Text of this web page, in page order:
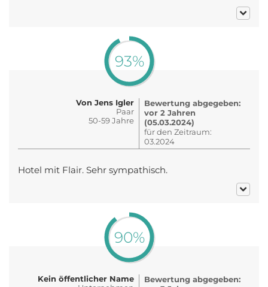
93%
Von Jens Igler
Paar
50-59 Jahre
Bewertung abgegeben:
vor 2 Jahren
(05.03.2024)
für den Zeitraum:
03.2024
Hotel mit Flair. Sehr sympathisch.
90%
Kein öffentlicher Name
Bewertung abgegeben: